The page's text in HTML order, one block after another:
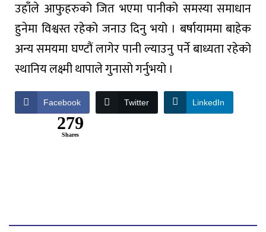
उहाँले आफुहरुको जित भएमा पानीको समस्या समाधान
हुनेमा विश्वस्त रहेको जनाउ दिनु भयो । बर्षायाममा बाहेक
अन्य समयमा घण्टौं लागेर पानी ल्याउनु पर्ने बाध्यता रहेको
स्थानिय लक्ष्मी थापाले गुनासो गर्नुभयो ।
Facebook Twitter LinkedIn
279
Shares